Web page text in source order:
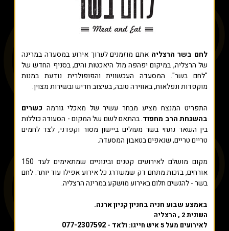
לחם בשר הרצליה אתם מוזמנים לערוך אירוע במסעדה במרינה
של הרצליה, במיקום יפהפה מול היאכטות והים, בסניף החדש של
"לחם בשר". המסעדה העכשווית והפופולרית נודעת במנות
מוקפדות ונפלאות, באווירה טובה, בעיצוב חדיש ובשירות מצוין.
התפריט המנצח מציע מבחר עשיר של מאכלי גורמה כשרים
בהשגחת הרב מחפוד. בהתאם לשם של המקום - הסעודה כוללות
בין השאר נתחי בשר מעולים ביישון מסור וקפדני, לצד לחמים
טריים טריים, שנאפים בטאבון המסעדה.
מקום מושלם לאירועים קטנים ובינוניים שמתאימים לעד 150
אורחים, בזכות מתחם דק שמשדרג כל אירוע אפילו עוד יותר. לחם
בשר - להגשים חלום באירוע מושקע במרינה הרצליה.
באמצע שבוע חניה בחניון קניון ארנה.
השונית 2 , הרצליה
לאירועים מעל 5 איש חייגו: ולאד -
077-2307592